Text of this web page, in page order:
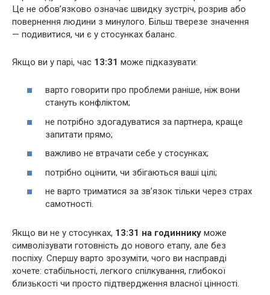
Це не обов’язково означає швидку зустріч, розрив або
повернення людини з минулого. Більш тверезе значення
— подивитися, чи є у стосунках баланс.
Якщо ви у парі, час 13:31 може підказувати:
варто говорити про проблеми раніше, ніж вони
стануть конфліктом;
не потрібно здогадуватися за партнера, краще
запитати прямо;
важливо не втрачати себе у стосунках;
потрібно оцінити, чи збігаються ваші цілі;
не варто триматися за зв’язок тільки через страх
самотності.
Якщо ви не у стосунках, 13:31 на годиннику може
символізувати готовність до нового етапу, але без
поспіху. Спершу варто зрозуміти, чого ви насправді
хочете: стабільності, легкого спілкування, глибокої
близькості чи просто підтвердження власної цінності.